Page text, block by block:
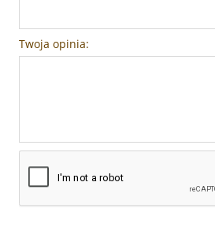
Twoja opinia: